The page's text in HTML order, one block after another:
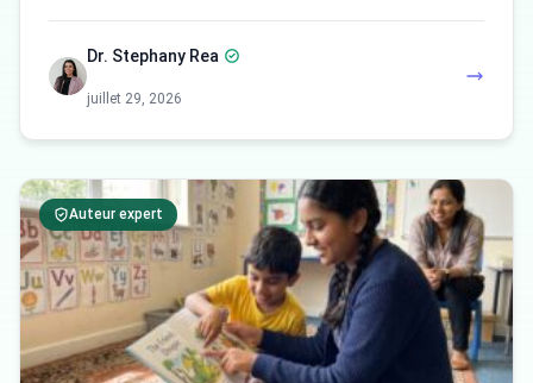
Dr. Stephany Rea
juillet 29, 2026
Auteur expert